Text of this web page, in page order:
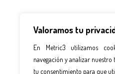
Valoramos tu
En Metric3 utilizamos
navegación y analizar
tu consentimiento para que